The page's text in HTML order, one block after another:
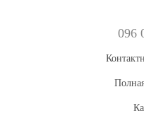
096